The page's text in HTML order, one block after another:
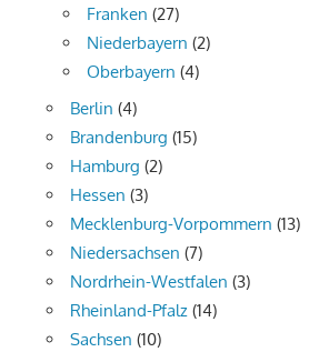
Franken (27)
Niederbayern (2)
Oberbayern (4)
Berlin (4)
Brandenburg (15)
Hamburg (2)
Hessen (3)
Mecklenburg-Vorpommern (13)
Niedersachsen (7)
Nordrhein-Westfalen (3)
Rheinland-Pfalz (14)
Sachsen (10)